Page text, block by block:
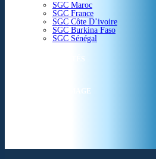
SGC Maroc
SGC France
SGC Côte D’ivoire
SGC Burkina Faso
SGC Sénégal
ACTUALITÉS
SGC EN IMAGE